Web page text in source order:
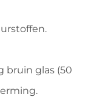
bruin glas (50